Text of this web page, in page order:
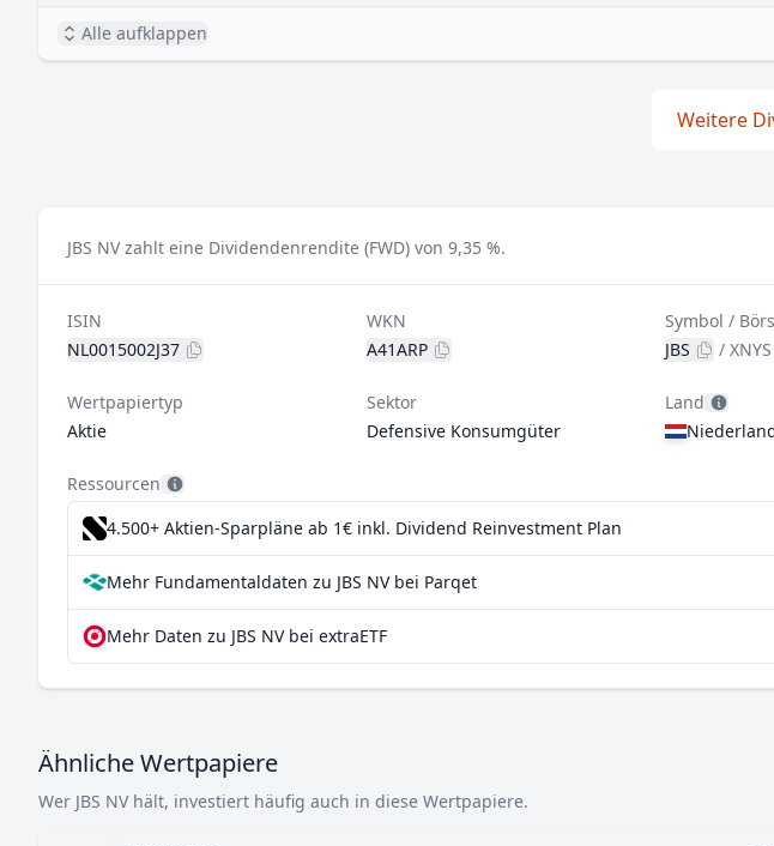
Alle aufklappen
Weitere
JBS NV zahlt eine Dividendenrendite (FWD) von 9,35 %.
ISIN
NL0015002J37
WKN
A41ARP
Symbol /
JBS
/XNYS
Wertpapiertyp
Aktie
Sektor
Defensive Konsumgüter
Land
Ressourcen
4.500+ Aktien-Sparpläne ab 1€ inkl. Dividend Reinvestment Plan
Mehr Fundamentaldaten zu JBS NV bei Parqet
Mehr Daten zu JBS NV bei extraETF
Ähnliche Wertpapiere
Wer JBS NV hält, investiert häufig auch in diese Wertpapiere.